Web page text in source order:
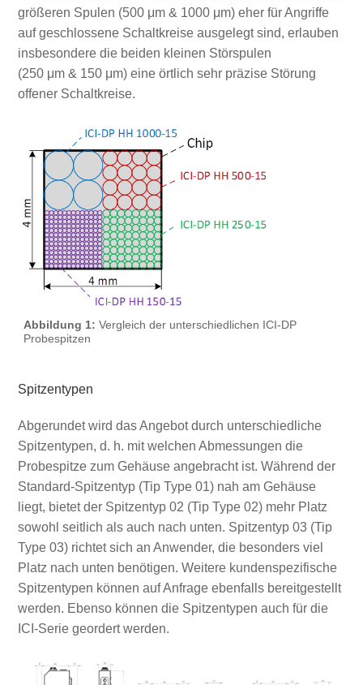
größeren Spulen (500 μm & 1000 μm) eher für Angriffe
auf geschlossene Schaltkreise ausgelegt sind, erlauben
insbesondere die beiden kleinen Störspulen
(250 μm & 150 μm) eine örtlich sehr präzise Störung
offener Schaltkreise.
Abbildung 1: Vergleich der unterschiedlichen ICI‑DP
Probespitzen
Spitzentypen
Abgerundet wird das Angebot durch unterschiedliche
Spitzentypen, d. h. mit welchen Abmessungen die
Probespitze zum Gehäuse angebracht ist. Während der
Standard‑Spitzentyp (Tip Type 01) nah am Gehäuse
liegt, bietet der Spitzentyp 02 (Tip Type 02) mehr Platz
sowohl seitlich als auch nach unten. Spitzentyp 03 (Tip
Type 03) richtet sich an Anwender, die besonders viel
Platz nach unten benötigen. Weitere kundenspezifische
Spitzentypen können auf Anfrage ebenfalls bereitgestellt
werden. Ebenso können die Spitzentypen auch für die
ICI‑Serie geordert werden.